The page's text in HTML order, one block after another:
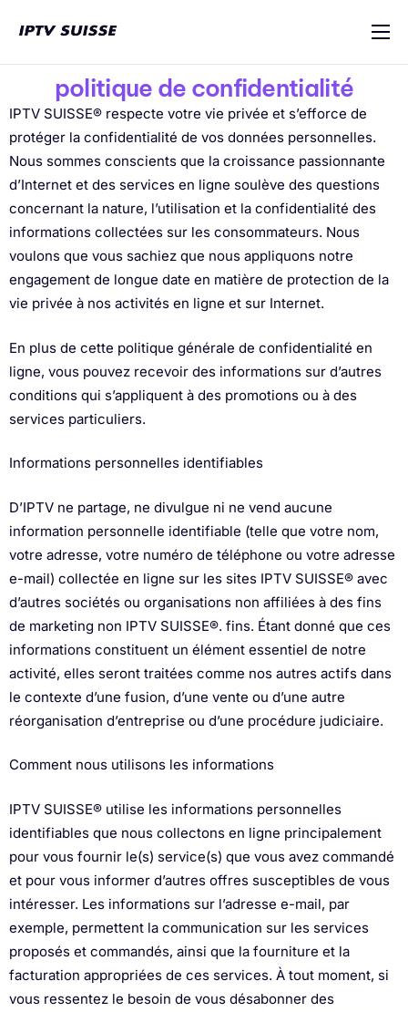
IPTV Suisse
Multi-Appareils
Tutoriel d’installation
Blog
Contact
politique de confidentialité
IPTV SUISSE® respecte votre vie privée et s’efforce de
protéger la confidentialité de vos données personnelles.
Nous sommes conscients que la croissance passionnante
d’Internet et des services en ligne soulève des questions
concernant la nature, l’utilisation et la confidentialité des
informations collectées sur les consommateurs. Nous
voulons que vous sachiez que nous appliquons notre
engagement de longue date en matière de protection de la
vie privée à nos activités en ligne et sur Internet.
En plus de cette politique générale de confidentialité en
ligne, vous pouvez recevoir des informations sur d’autres
conditions qui s’appliquent à des promotions ou à des
services particuliers.
Informations personnelles identifiables
D’IPTV ne partage, ne divulgue ni ne vend aucune
information personnelle identifiable (telle que votre nom,
votre adresse, votre numéro de téléphone ou votre adresse
e-mail) collectée en ligne sur les sites IPTV SUISSE® avec
d’autres sociétés ou organisations non affiliées à des fins
de marketing non IPTV SUISSE®. fins. Étant donné que ces
informations constituent un élément essentiel de notre
activité, elles seront traitées comme nos autres actifs dans
le contexte d’une fusion, d’une vente ou d’une autre
réorganisation d’entreprise ou d’une procédure judiciaire.
Comment nous utilisons les informations
IPTV SUISSE® utilise les informations personnelles
identifiables que nous collectons en ligne principalement
pour vous fournir le(s) service(s) que vous avez commandé
et pour vous informer d’autres offres susceptibles de vous
intéresser. Les informations sur l’adresse e-mail, par
exemple, permettent la communication sur les services
proposés et commandés, ainsi que la fourniture et la
facturation appropriées de ces services. À tout moment, si
vous ressentez le besoin de vous désabonner des